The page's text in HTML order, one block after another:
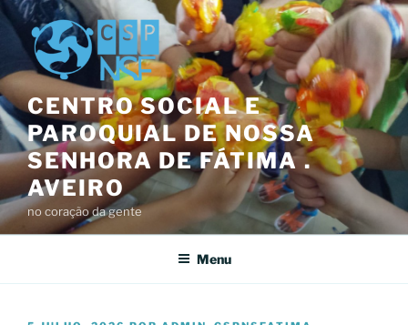
Saltar
para
conteúdo
CENTRO SOCIAL E
PAROQUIAL DE NOSSA
SENHORA DE FÁTIMA .
AVEIRO
no coração da gente
Menu